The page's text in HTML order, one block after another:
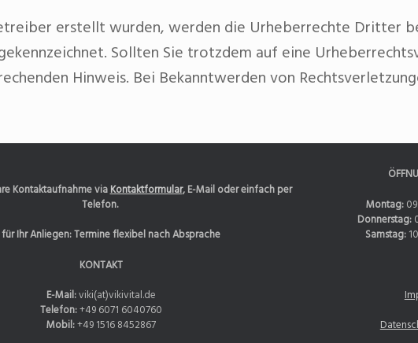
erstellt wurden, werden die Urheberrechte Dritter
Sollten Sie trotzdem auf eine
Hinweis. Bei Bekanntwerden von
Kontaktaufnahme viaKontaktformular, E-Mail oder einfach per
Telefon.
Ihr Anliegen: Termine flexibel nach Absprache
KONTAKT
E-Mail:viki(at)vikivital.de
Telefon:+49 6071 6040760
Mobil:+49 1516 8452867
Montag:
Donnerstag:
Samstag: